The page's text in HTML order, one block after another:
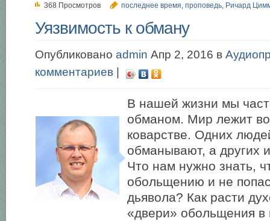
368 Просмотров последнее время, проповедь, Ричард
Уязвимость к обману
Опубликовано admin Апр 2, 2016 в
комментариев |
В нашей жизни мы
обманом. Мир лежит
коварстве. Одних
обманывают, а других
Что нам нужно знать,
обольщению и не
дьявола? Как расти
«двери» обольщения